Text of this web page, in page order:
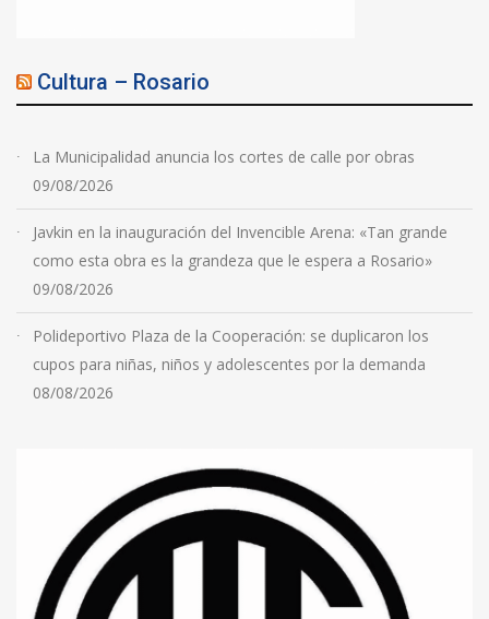
Cultura – Rosario
La Municipalidad anuncia los cortes de calle por obras
09/08/2026
Javkin en la inauguración del Invencible Arena: «Tan grande
como esta obra es la grandeza que le espera a Rosario»
09/08/2026
Polideportivo Plaza de la Cooperación: se duplicaron los
cupos para niñas, niños y adolescentes por la demanda
08/08/2026